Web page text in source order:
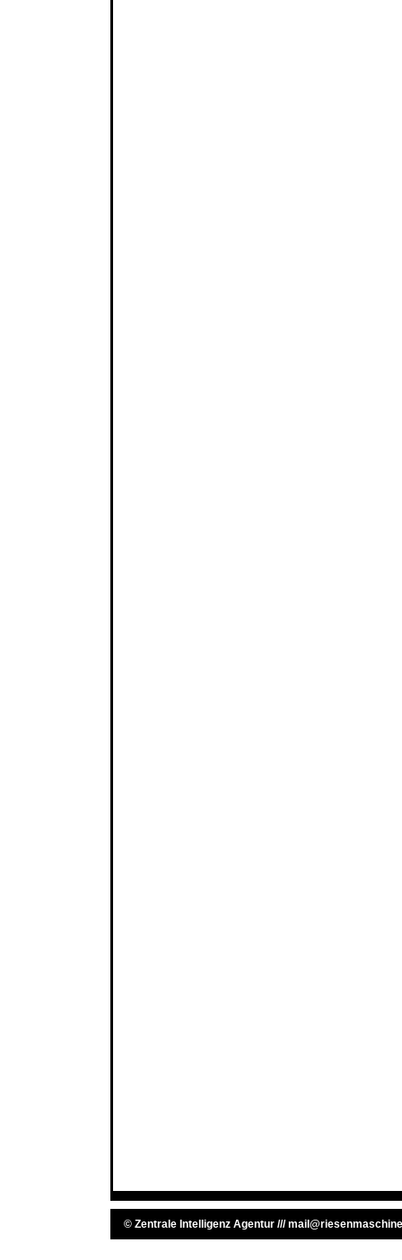
© Zentrale Intelligenz Agentur ///